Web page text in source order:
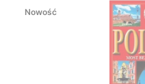
Nowość